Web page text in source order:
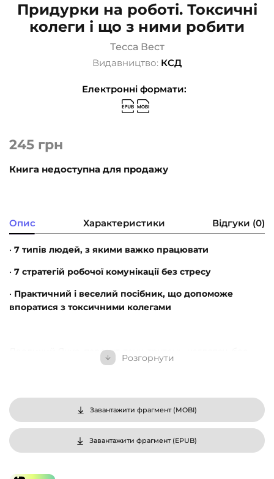
Придурки на роботі. Токсичні
колеги і що з ними робити
Тесса Вест
Видавництво: КСД
Електронні формати:
245 грн
Книга недоступна для продажу
Опис Характеристики Відгуки (0)
• 7 типів людей, з якими важко працювати
• 7 стратегій робочої комунікації без стресу
• Практичний і веселий посібник, що допоможе
впоратися з токсичними колегами
Дволикий Янус, паразит, танк, трутень, наглядач, бос-
недбайло, газлайтер — це не химерні міфічні істоти, а
аби не з’їхати з глузду і не покинути роботу через
токсичних колег. Час використати тактику токсичного
колеги проти нього!
Авторка розкаже про: налаштування робочої
Розгорнути
Завантажити фрагмент (MOBI)
Завантажити фрагмент (EPUB)